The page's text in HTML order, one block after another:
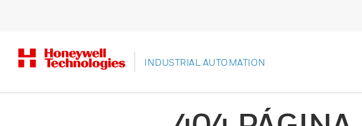
INDUSTRIAL AUTOMATION